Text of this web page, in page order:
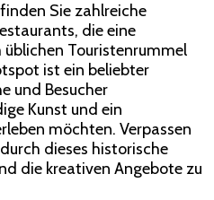
Sie zahlreiche
die eine
Touristenrummel
ist ein beliebter
und Besucher
Kunst und ein
möchten. Verpassen
dieses historische
die kreativen Angebote zu